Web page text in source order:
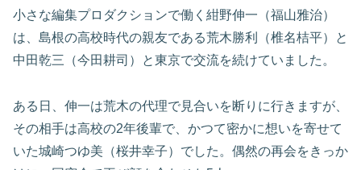
小さな編集プロダクションで働く紺野伸一（福山雅治）
は、島根の高校時代の親友である荒木勝利（椎名桔平）と
中田乾三（今田耕司）と東京で交流を続けていました。
ある日、伸一は荒木の代理で見合いを断りに行きますが、
その相手は高校の2年後輩で、かつて密かに想いを寄せて
いた城崎つゆ美（桜井幸子）でした。偶然の再会をきっか